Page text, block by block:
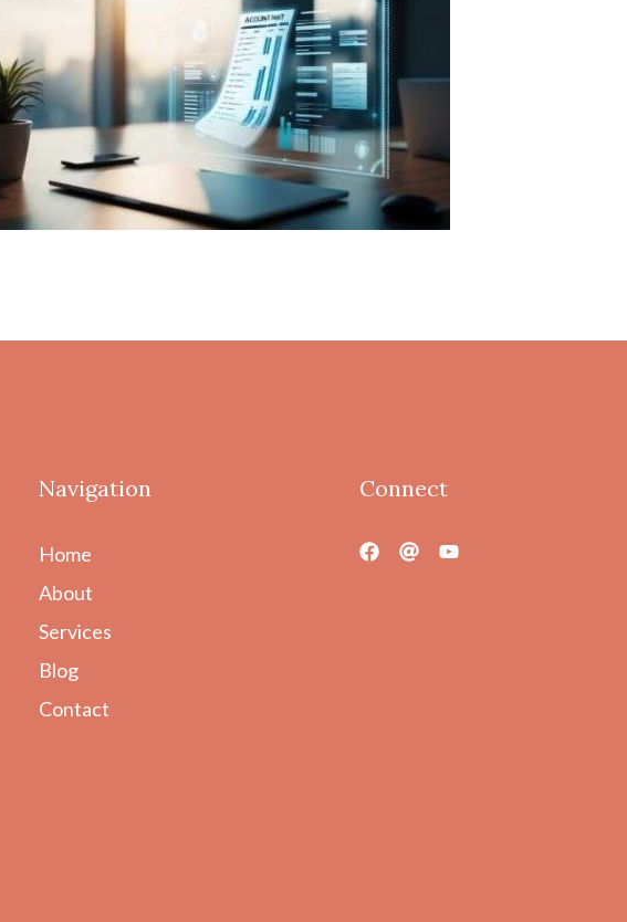
Navigation
Home
About
Services
Blog
Contact
Connect